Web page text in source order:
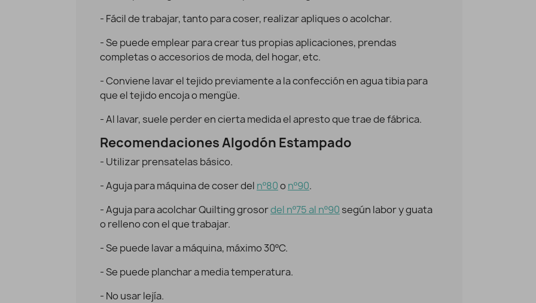
- Fácil de trabajar, tanto para coser, realizar apliques o acolchar.
- Se puede emplear para crear tus propias aplicaciones, prendas
completas o accesorios de moda, del hogar, etc.
- Conviene lavar el tejido previamente a la confección en agua tibia para
que el tejido encoja o mengüe.
- Al lavar, suele perder en cierta medida el apresto que trae de fábrica.
Recomendaciones Algodón Estampado
- Utilizar prensatelas básico.
- Aguja para máquina de coser del nº80o nº90.
- Aguja para acolchar Quilting grosordel nº75 al nº90 según labor y guata
o relleno con el que trabajar.
- Se puede lavar a máquina, máximo 30ºC.
- Se puede planchar a media temperatura.
- No usar lejía.
Algodón Flores tipo Liberty Spring 2
8,76 €
Algodón estampado Flores Orange
9,95 €7,96 €